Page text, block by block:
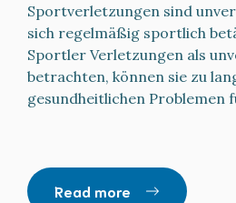
Sportverletzungen sind
sich regelmäßig sportlich
Sportler Verletzungen als
betrachten, können sie zu
gesundheitlichen Problemen
Read more